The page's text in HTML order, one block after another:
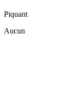
Piquant
Aucun